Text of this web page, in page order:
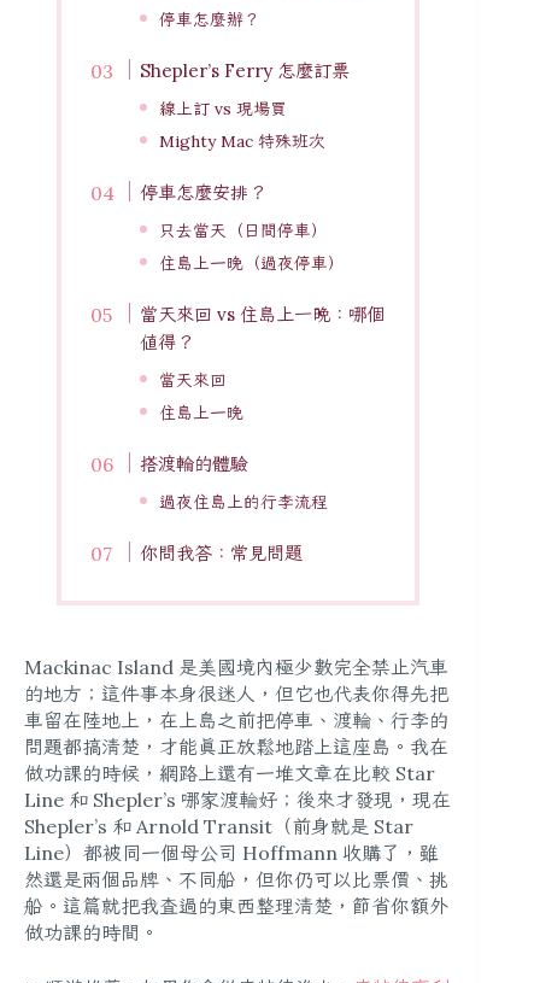
停車怎麼辦？
Shepler’s Ferry 怎麼訂票
線上訂 vs 現場買
Mighty Mac 特殊班次
停車怎麼安排？
只去當天（日間停車）
住島上一晚（過夜停車）
當天來回 vs 住島上一晚：哪個
值得？
當天來回
住島上一晚
搭渡輪的體驗
過夜住島上的行李流程
你問我答：常見問題
Mackinac Island 是美國境內極少數完全禁止汽車
的地方；這件事本身很迷人，但它也代表你得先把
車留在陸地上，在上島之前把停車、渡輪、行李的
問題都搞清楚，才能真正放鬆地踏上這座島。我在
做功課的時候，網路上還有一堆文章在比較 Star
Line 和 Shepler’s 哪家渡輪好；後來才發現，現在
Shepler’s 和 Arnold Transit（前身就是 Star
Line）都被同一個母公司 Hoffmann 收購了，雖
然還是兩個品牌、不同船，但你仍可以比票價、挑
船。這篇就把我查過的東西整理清楚，節省你額外
做功課的時間。